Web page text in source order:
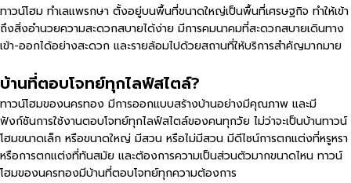
ทาวน์โฮม ทำเลแพรกษา ตั้งอยู่บนพื้นที่ขนาดใหญ่เป็นพื้นที่เศรษฐกิจ ทำให้เข้า
ถึงสิ่งอำนวยความสะดวกสบายได้ง่าย มีการคมนาคมที่สะดวกสบายเดินทาง
เข้า-ออกได้อย่างสะดวก และรายล้อมไปด้วยสถานที่ให้บริการสำคัญมากมาย
บ้านที่ตอบโจทย์ทุกไลฟ์สไตล์?
ทาวน์โฮมของนครทอง มีการออกแบบสร้างบ้านอย่างมีคุณภาพ และมี
ฟังก์ชันการใช้งานตอบโจทย์ทุกไลฟ์สไตล์ของคนทุกวัย ไม่ว่าจะเป็นบ้านทาวน์
โฮมขนาดเล็ก หรือขนาดใหญ่ มีสวน หรือไม่มีสวน มีดีไซน์การตกแต่งที่หรูหรา
หรือการตกแต่งที่ทันสมัย และต้องการความเป็นส่วนตัวมากขนาดไหน ทาวน์
โฮมของนครทองมีบ้านที่ตอบโจทย์ทุกความต้องการ